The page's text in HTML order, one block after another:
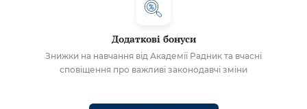
Додаткові бонуси
Знижки на навчання від Академії Радник та вчасні
сповіщення про важливі законодавчі зміни